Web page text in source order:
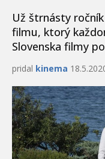
Už štrnásty
filmu, ktorý
Slovenska filmy
pridal kinema